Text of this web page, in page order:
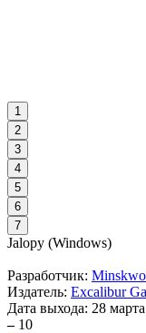
1
2
3
4
5
6
7
Jalopy (Windows)
Разработчик:
Издатель: Excalibur
Дата выхода: 28
– 10